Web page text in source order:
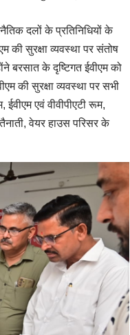
दलों के प्रतिनिधियों के
की सुरक्षा व्यवस्था पर संतोष
बरसात के दृष्टिगत ईवीएम को
की सुरक्षा व्यवस्था पर सभी
ईवीएम एवं वीवीपीएटी रूम,
वेयर हाउस परिसर के